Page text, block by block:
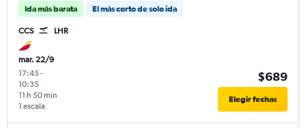
Ida más barata El más corto de solo ida
CCS LHR
mar. 22/9
17:45-
10:35
1 escala
11 h 50 min
$689
Elegir fechas